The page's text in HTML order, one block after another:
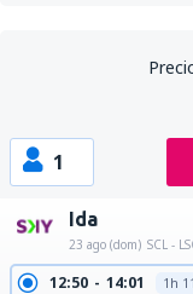
1
Ida
23 ago (dom) SCL -
12:50 14:01 1h